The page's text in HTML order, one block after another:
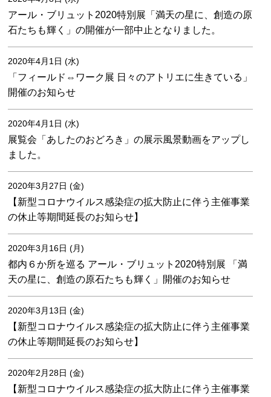
アール・ブリュット2020特別展「満天の星に、創造の原
石たちも輝く」の開催が一部中止となりました。
2020年4月1日 (水)
「フィールド⇔ワーク展 日々のアトリエに生きている」
開催のお知らせ
2020年4月1日 (水)
展覧会「あしたのおどろき」の展示風景動画をアップし
ました。
2020年3月27日 (金)
【新型コロナウイルス感染症の拡大防止に伴う主催事業
の休止等期間延長のお知らせ】
2020年3月16日 (月)
都内６か所を巡る アール・ブリュット2020特別展 「満
天の星に、創造の原石たちも輝く」開催のお知らせ
2020年3月13日 (金)
【新型コロナウイルス感染症の拡大防止に伴う主催事業
の休止等期間延長のお知らせ】
2020年2月28日 (金)
【新型コロナウイルス感染症の拡大防止に伴う主催事業